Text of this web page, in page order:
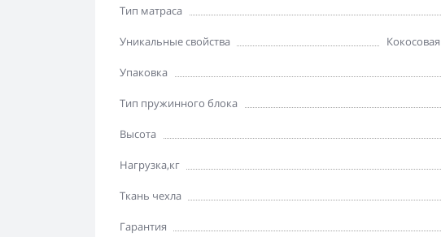
Тип матраса
Уникальные свойства
Упаковка
Тип пружинного блока
Высота
Нагрузка,кг
Ткань чехла
Гарантия